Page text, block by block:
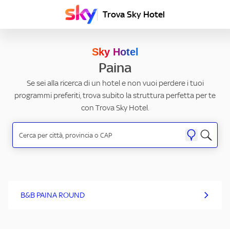
Trova Sky Hotel
Sky Hotel
Paina
Se sei alla ricerca di un hotel e non vuoi perdere i tuoi
programmi preferiti, trova subito la struttura perfetta per te
con Trova Sky Hotel.
B&B PAINA ROUND